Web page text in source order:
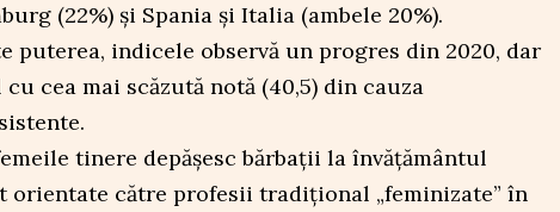
(22%) și Spania și Italia (ambele 20%).
puterea, indicele observă un progres din 2020, dar
cea mai scăzută notă (40,5) din cauza
tinere depășesc bărbații la învățământul
orientate către profesii tradițional „feminizate” în